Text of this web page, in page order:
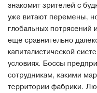
знакомит зрителей с
уже витают перемены,
глобальных
еще сравнительно
капиталистической
условиях. Боссы
сотрудникам, какими
территории фабрики.